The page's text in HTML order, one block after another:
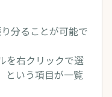
分ることが可能で
を右クリックで選
という項目が一覧